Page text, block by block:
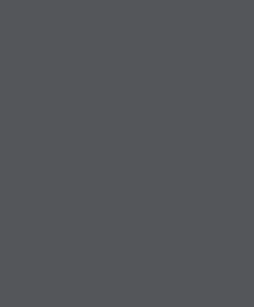
mibew_locale = 3